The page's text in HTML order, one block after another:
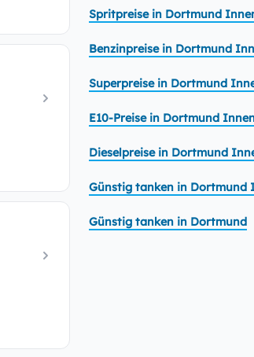
Spritpreise in Dortmund
Benzinpreise in Dortmund
Superpreise in Dortmund
E10-Preise in Dortmund
Dieselpreise in Dortmund
Günstig tanken in Dortmund
Günstig tanken in Dortmund